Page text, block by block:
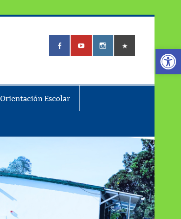
Abrir
Orientación Escolar